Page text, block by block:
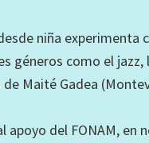
niña experimenta
géneros como el
Maité Gadea
apoyo del FONAM, en